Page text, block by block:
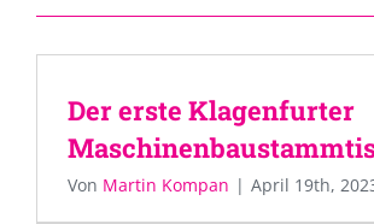
Der erste Klagenfurter
Von Martin Kompan | April 19th,